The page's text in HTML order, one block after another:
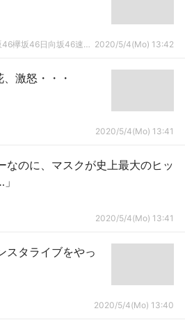
乃木通☆世界最速！乃木坂46欅坂46日向坂46速報まとめ 2020/5/4(Mo) 13:42
激怒・・・
2020/5/4(Mo) 13:41
なのに、マスクが史上最大のヒッ
2020/5/4(Mo) 13:41
スタライブをやっ
2020/5/4(Mo) 13:40